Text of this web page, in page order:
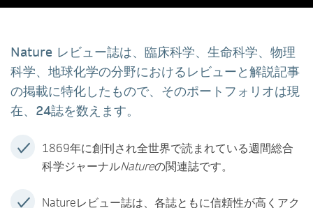
Nature レビュー誌は、臨床科学、生命科学、物理
科学、地球化学の分野におけるレビューと解説記事
の掲載に特化したもので、そのポートフォリオは現
在、24誌を数えます。
1869年に創刊され全世界で読まれている週間総合
科学ジャーナルNatureの関連誌です。
Natureレビュー誌は、各誌ともに信頼性が高くアク